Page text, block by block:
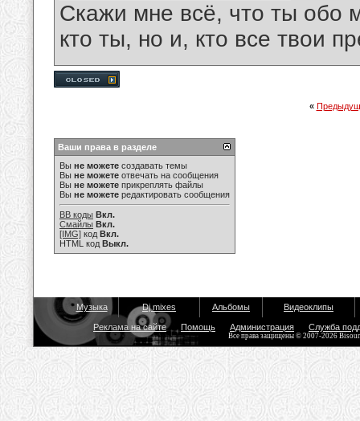
Скажи мне всё, что ты обо
кто ты, но и, кто все твои
«
Ваши права в разделе
Вы не можете создавать темы
Вы не можете отвечать на сообщения
Вы не можете прикреплять файлы
Вы не можете редактировать сообщения
BB коды Вкл.
Смайлы Вкл.
[IMG] код Вкл.
HTML код Выкл.
Музыка Dj mixes Альбомы Видеоклипы
Реклама на сайте Помощь Администрация Служба
Все права защищены © 2007-2026